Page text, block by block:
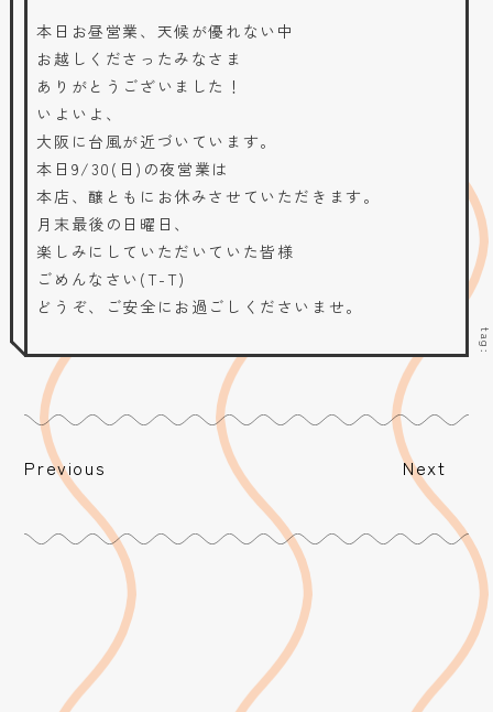
本日お昼営業、天候が優れない中
お越しくださったみなさま
ありがとうございました！
いよいよ、
大阪に台風が近づいています。
本日9/30(日)の夜営業は
本店、醸ともにお休みさせていただきます。
月末最後の日曜日、
楽しみにしていただいていた皆様
ごめんなさい(T-T)
どうぞ、ご安全にお過ごしくださいませ。
Previous Next